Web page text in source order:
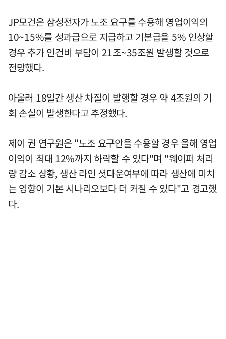
JP모건은 삼성전자가 노조 요구를 수용해 영업이익의
10~15%를 성과급으로 지급하고 기본급을 5% 인상할
경우 추가 인건비 부담이 21조~35조원 발생할 것으로
전망했다.
아울러 18일간 생산 차질이 발행할 경우 약 4조원의 기
회 손실이 발생한다고 추정했다.
제이 권 연구원은 "노조 요구안을 수용할 경우 올해 영업
이익이 최대 12%까지 하락할 수 있다"며 "웨이퍼 처리
량 감소 상황, 생산 라인 셧다운여부에 따라 생산에 미치
는 영향이 기본 시나리오보다 더 커질 수 있다"고 경고했
다.